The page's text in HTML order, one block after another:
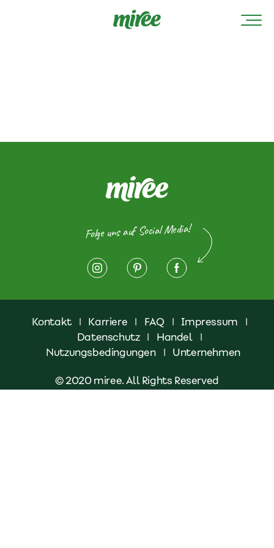
Folge uns auf Social Media!
Kontakt | Karriere | FAQ | Impressum
|
Datenschutz | Handel
|
Nutzungsbedingungen
| Unternehmen
© 2020 miree. All Rights Reserved